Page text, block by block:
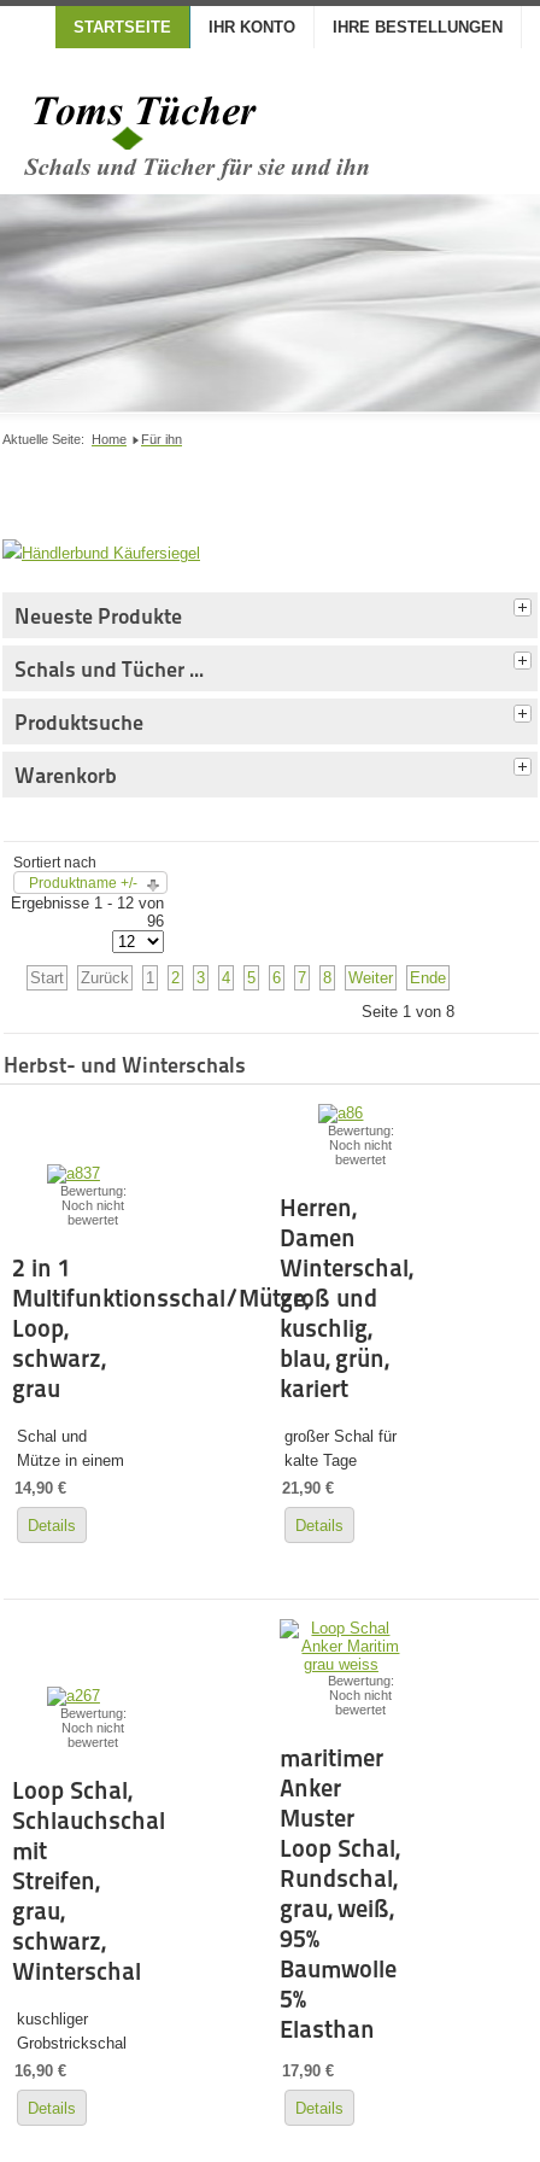
STARTSEITE IHR KONTO IHRE BESTELLUNGEN
Aktuelle Seite: Home Für ihn
Neueste Produkte
Schals und Tücher ...
Produktsuche
Warenkorb
Sortiert nach
Produktname +/-
Ergebnisse 1 - 12 von
96
Start Zurück 1 2 3 4 5 6 7 8 Weiter
Ende
Seite 1 von 8
Herbst- und Winterschals
Bewertung:
Noch nicht
bewertet
2 in 1
Multifunktionsschal/Mütze,
Loop,
schwarz,
grau
Schal und
Mütze in einem
14,90 €
Details
Bewertung:
Noch nicht
bewertet
Herren,
Damen
Winterschal,
groß und
kuschlig,
blau, grün,
kariert
großer Schal für
kalte Tage
21,90 €
Details
Bewertung:
Noch nicht
bewertet
Loop Schal,
Schlauchschal
mit
Streifen,
grau,
schwarz,
Winterschal
kuschliger
Grobstrickschal
16,90 €
Details
Bewertung:
Noch nicht
bewertet
maritimer
Anker
Muster
Loop Schal,
Rundschal,
grau, weiß,
95%
Baumwolle
5%
Elasthan
17,90 €
Details